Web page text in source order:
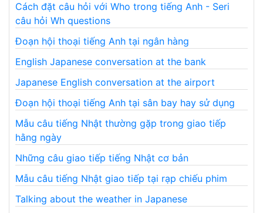
Cách đặt câu hỏi với Who trong tiếng Anh - Seri
câu hỏi Wh questions
Đoạn hội thoại tiếng Anh tại ngân hàng
English Japanese conversation at the bank
Japanese English conversation at the airport
Đoạn hội thoại tiếng Anh tại sân bay hay sử dụng
Mẫu câu tiếng Nhật thường gặp trong giao tiếp
hằng ngày
Những câu giao tiếp tiếng Nhật cơ bản
Mẫu câu tiếng Nhật giao tiếp tại rạp chiếu phim
Talking about the weather in Japanese